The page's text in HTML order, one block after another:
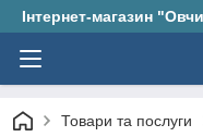
Інтернет-магазин
Товари та послуги